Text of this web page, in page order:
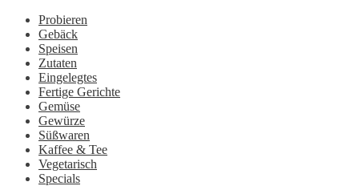
Probieren
Gebäck
Speisen
Zutaten
Eingelegtes
Fertige Gerichte
Gemüse
Gewürze
Süßwaren
Kaffee & Tee
Vegetarisch
Specials